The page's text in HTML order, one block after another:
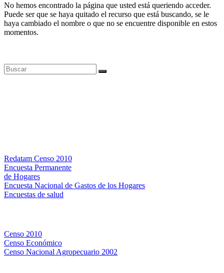
No hemos encontrado la página que usted está queriendo acceder.
Puede ser que se haya quitado el recurso que está buscando, se le
haya cambiado el nombre o que no se encuentre disponible en estos
momentos.
Redatam Censo 2010
Encuesta Permanente
de Hogares
Encuesta Nacional de Gastos de los Hogares
Encuestas de salud
Censo 2010
Censo Económico
Censo Nacional Agropecuario 2002